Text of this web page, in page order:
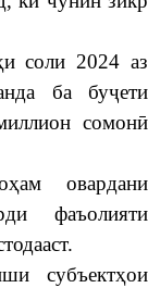
соли 2024 аз
ба буҷети
сомонӣ
овардани
фаъолияти
субъектҳои